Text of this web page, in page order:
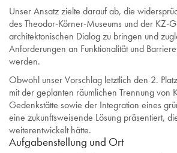
Unser Ansatz zielte darauf ab, die
des Theodor-Körner-Museums und der KZ-
architektonischen Dialog zu bringen und
Anforderungen an Funktionalität und
werden.
Obwohl unser Vorschlag letztlich den 2.
mit der geplanten räumlichen Trennung von
Gedenkstätte sowie der Integration eines
eine zukunftsweisende Lösung präsentiert,
weiterentwickelt hätte.
Aufgabenstellung und Ort